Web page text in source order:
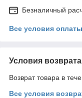
Безналичный
Все условия оплаты
Условия возврата
Возврат товара в
Все условия